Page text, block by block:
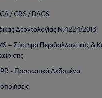
/ CRS / DAC6
Δεοντολογίας Ν.4224/2013
– Σύστημα Περιβαλλοντικής &
- Προσωπικά Δεδομένα